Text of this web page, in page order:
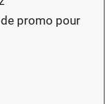
promo pour